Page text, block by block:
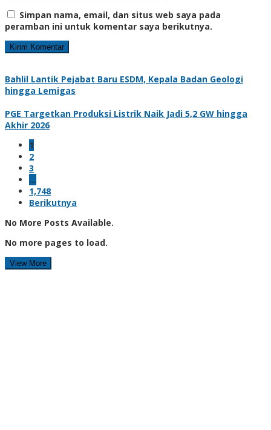
Simpan nama, email, dan situs web saya pada
peramban ini untuk komentar saya berikutnya.
Bahlil Lantik Pejabat Baru ESDM, Kepala Badan Geologi
hingga Lemigas
PGE Targetkan Produksi Listrik Naik Jadi 5,2 GW hingga
Akhir 2026
1
2
3
…
1,748
Berikutnya
No More Posts Available.
No more pages to load.
View More